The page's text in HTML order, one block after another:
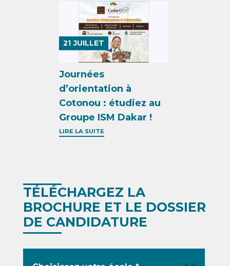
21 JUILLET
Journées
d’orientation à
Cotonou : étudiez au
Groupe ISM Dakar !
LIRE LA SUITE
TÉLÉCHARGEZ LA
BROCHURE ET LE DOSSIER
DE CANDIDATURE